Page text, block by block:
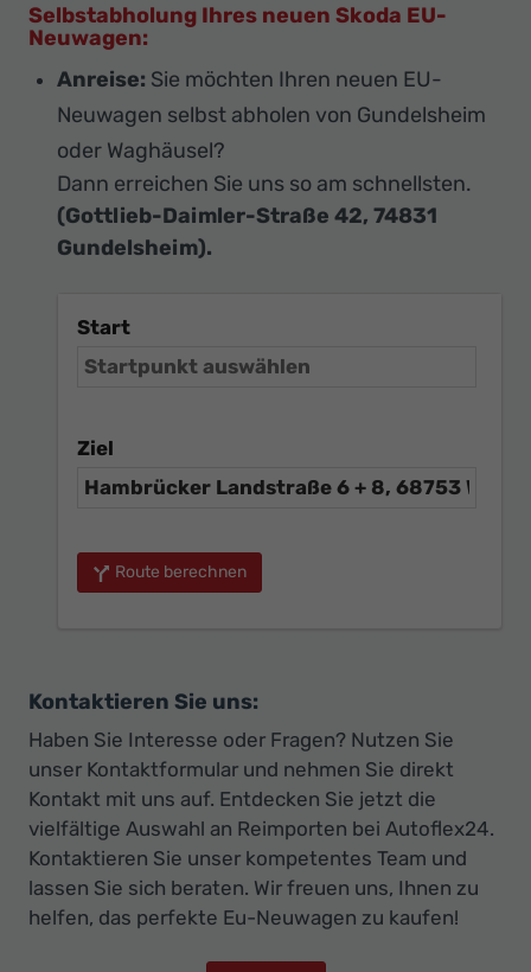
Selbstabholung Ihres neuen Skoda EU-
Neuwagen:
Anreise: Sie möchten Ihren neuen EU-
Neuwagen selbst abholen von Gundelsheim
oder Waghäusel?
Dann erreichen Sie uns so am schnellsten.
(Gottlieb-Daimler-Straße 42, 74831
Gundelsheim).
Start
Ziel
Route berechnen
Kontaktieren Sie uns:
Haben Sie Interesse oder Fragen? Nutzen Sie
unser Kontaktformular und nehmen Sie direkt
Kontakt mit uns auf. Entdecken Sie jetzt die
vielfältige Auswahl an Reimporten bei Autoflex24.
Kontaktieren Sie unser kompetentes Team und
lassen Sie sich beraten. Wir freuen uns, Ihnen zu
helfen, das perfekte Eu-Neuwagen zu kaufen!